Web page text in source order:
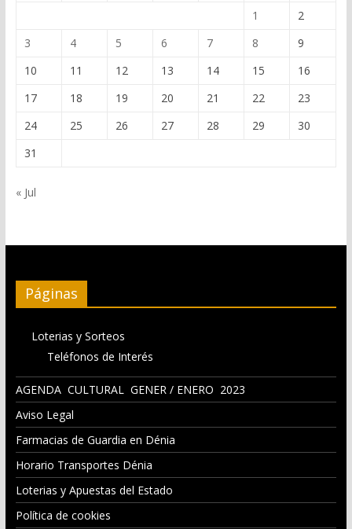
1
2
3
4 5 6 7 8
9
10
11 12 13 14 15
16
17
18 19 20 21 22
23
24
25 26 27 28 29
30
31
« Jul
Páginas
Loterias y Sorteos
Teléfonos de Interés
AGENDA CULTURAL GENER / ENERO 2023
Aviso Legal
Farmacias de Guardia en Dénia
Horario Transportes Dénia
Loterias y Apuestas del Estado
Política de cookies